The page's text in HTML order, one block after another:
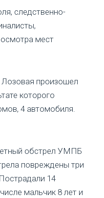
следственно-
мест
Лозовая произошел
которого
4 автомобиля.
обстрел УМПБ
повреждены три
14
мальчик 8 лет и